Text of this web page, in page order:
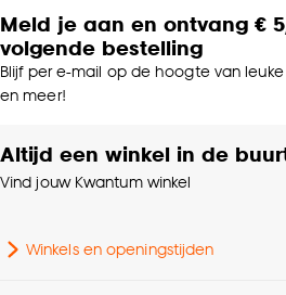
Meld je aan en ontvang €
volgende bestelling
Blijf per e-mail op de hoogte van
en meer!
Altijd een winkel in de
Vind jouw Kwantum winkel
Winkels en openingstijden